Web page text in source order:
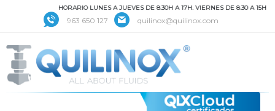
HORARIO LUNES A JUEVES DE 8:30H A 17H. VIERNES DE 8:30 A 15H
963 650 127 quilinox@quilinox.com